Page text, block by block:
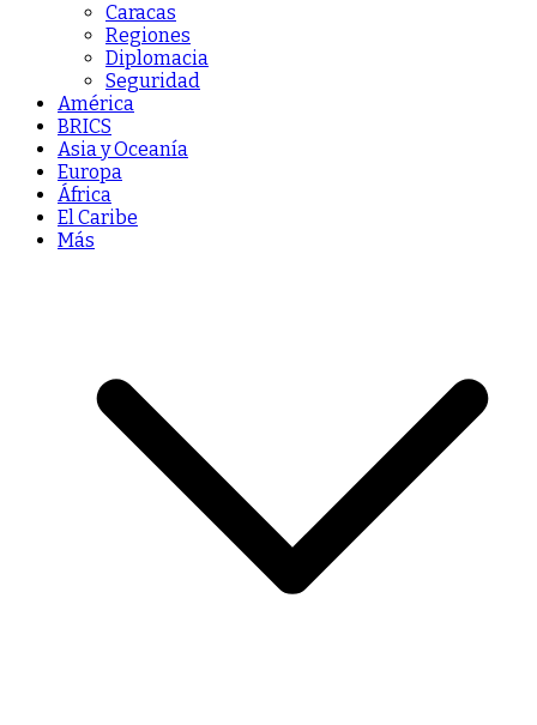
Caracas
Regiones
Diplomacia
Seguridad
América
BRICS
Asia y Oceanía
Europa
África
El Caribe
Más